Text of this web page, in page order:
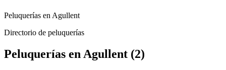
Peluquerías en Agullent
Directorio de peluquerías
Peluquerías en Agullent (2)